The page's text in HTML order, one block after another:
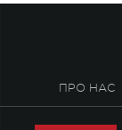
ПРО НАС